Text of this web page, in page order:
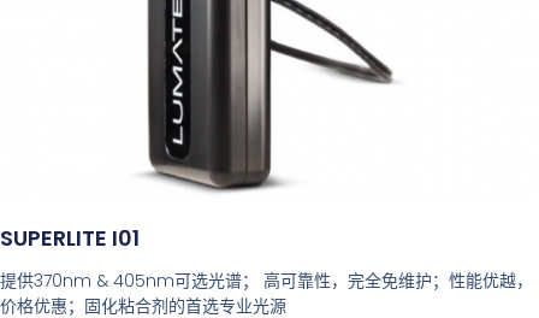
SUPERLITE I01
提供370nm & 405nm可选光谱； 高可靠性，完全免维护；性能优越，
价格优惠；固化粘合剂的首选专业光源